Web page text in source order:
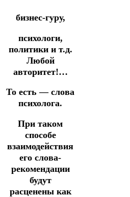
бизнес-гуру,
психологи,
политики и т.д.
Любой
авторитет!…
То есть — слова
психолога.
При таком
способе
взаимодействия
его слова-
рекомендации
будут
расценены как